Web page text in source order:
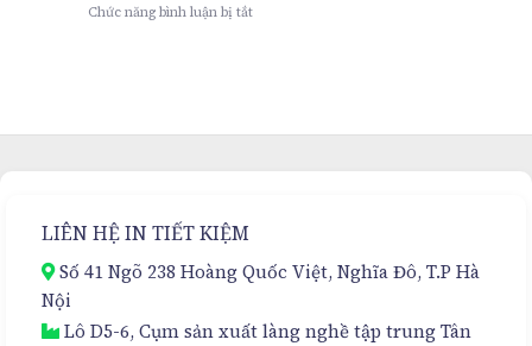
Châm
Nám
Hoàn
Chức năng bình luận bị tắtở
Trọng
Cấp
LIÊN HỆ IN TIẾT KIỆM
Số 41 Ngõ 238 Hoàng Quốc Việt, Nghĩa Đô, T.P Hà
Nội
Lô D5-6, Cụm sản xuất làng nghề tập trung Tân